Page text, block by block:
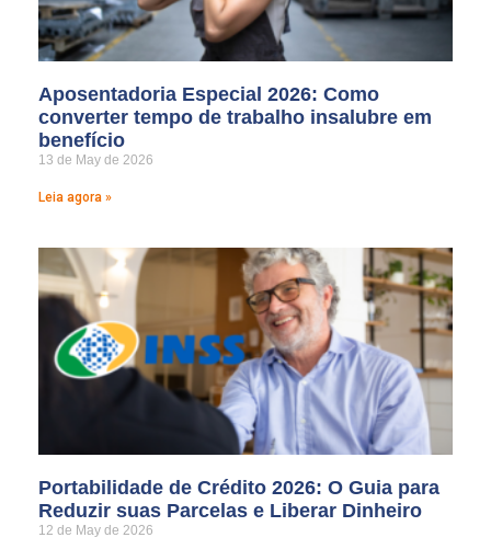
Aposentadoria Especial 2026: Como
converter tempo de trabalho insalubre em
benefício
13 de May de 2026
Leia agora »
Portabilidade de Crédito 2026: O Guia para
Reduzir suas Parcelas e Liberar Dinheiro
12 de May de 2026